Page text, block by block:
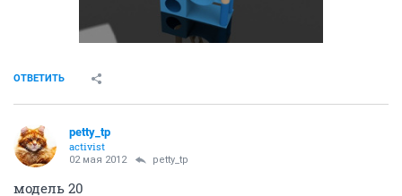
ОТВЕТИТЬ
petty_tp
activist
02 мая 2012 petty_tp
модель 20